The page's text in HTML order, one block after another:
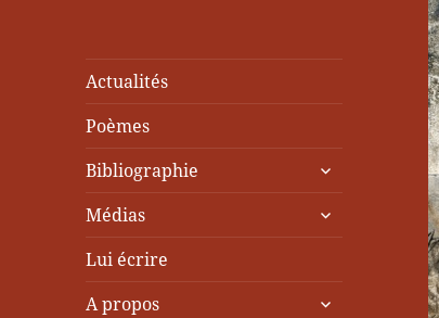
Actualités
Poèmes
Bibliographie
ouvrir
sous-
Médias
ouvrir
Lui écrire
A propos
ouvrir